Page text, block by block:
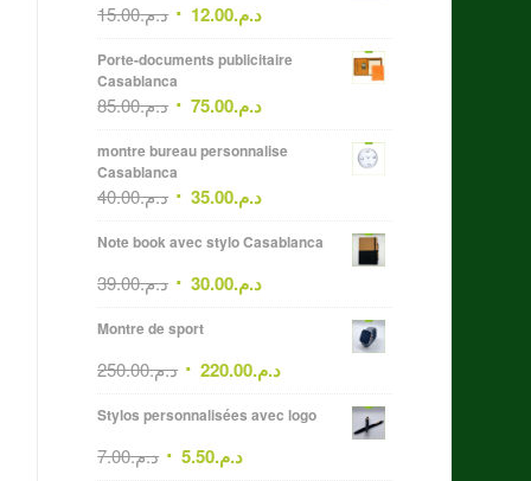
د.م.15.00 د.م.12.00
Porte-documents publicitaire
Casablanca
د.م.85.00 د.م.75.00
montre bureau personnalise
Casablanca
د.م.40.00 د.م.35.00
Note book avec stylo Casablanca
د.م.39.00 د.م.30.00
Montre de sport
د.م.250.00 د.م.220.00
Stylos personnalisées avec logo
د.م.7.00 د.م.5.50